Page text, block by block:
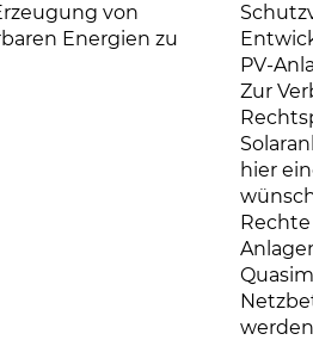
von
Energien zu
PV-
Zur
hier